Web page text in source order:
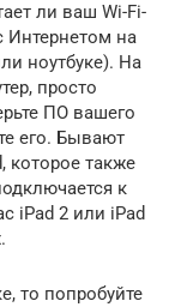
ли ваш Wi-Fi-
Интернетом на
ноутбуке). На
просто
ПО вашего
его. Бывают
которое также
к
iPad 2 или iPad
то попробуйте